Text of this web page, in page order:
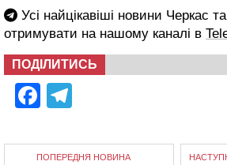
Усі найцікавіші новини Черкас
отримувати на нашому каналі в
ПОДІЛИТИСЬ
Facebook
ПОПЕРЕДНЯ НОВИНА